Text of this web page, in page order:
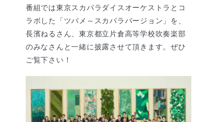
番組では東京スカパラダイスオーケストラとコ
ラボした「ツバメ～スカパラバージョン」を、
長濱ねるさん、東京都立片倉高等学校吹奏楽部
のみなさんと一緒に披露させて頂きます。ぜひ
ご覧下さい！